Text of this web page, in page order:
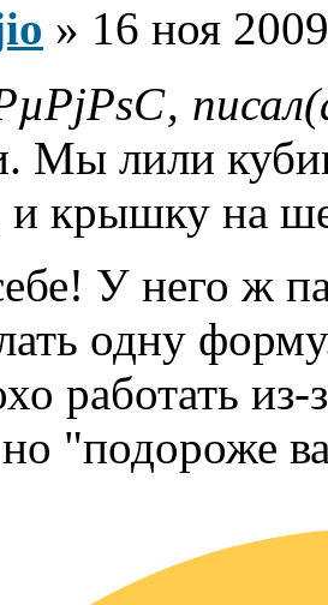
» 16 ноя
Мы лили
и крышку на
У него ж
одну
работать
"подороже